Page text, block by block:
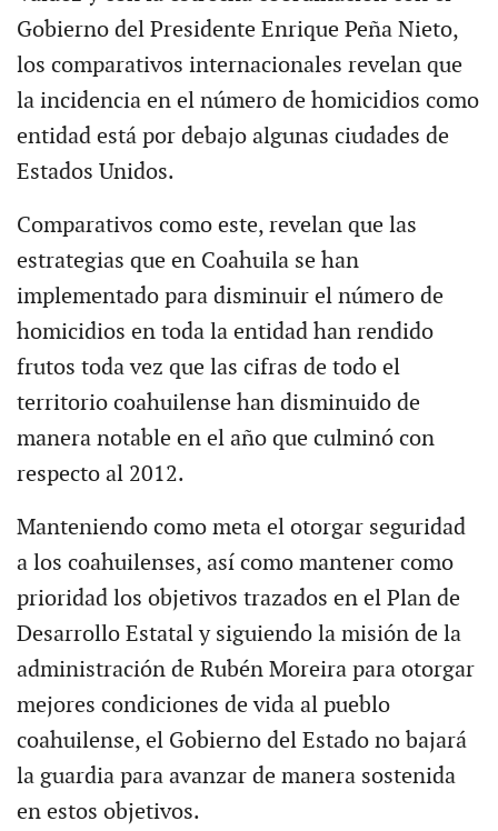
Gobierno del Presidente Enrique Peña Nieto,
los comparativos internacionales revelan que
la incidencia en el número de homicidios como
entidad está por debajo algunas ciudades de
Estados Unidos.
Comparativos como este, revelan que las
estrategias que en Coahuila se han
implementado para disminuir el número de
homicidios en toda la entidad han rendido
frutos toda vez que las cifras de todo el
territorio coahuilense han disminuido de
manera notable en el año que culminó con
respecto al 2012.
Manteniendo como meta el otorgar seguridad
a los coahuilenses, así como mantener como
prioridad los objetivos trazados en el Plan de
Desarrollo Estatal y siguiendo la misión de la
administración de Rubén Moreira para otorgar
mejores condiciones de vida al pueblo
coahuilense, el Gobierno del Estado no bajará
la guardia para avanzar de manera sostenida
en estos objetivos.